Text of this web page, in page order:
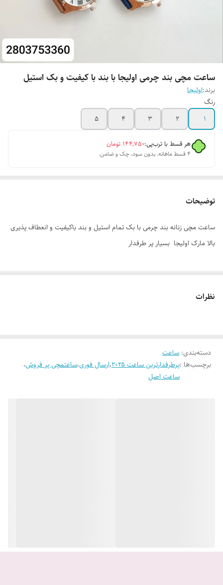
ساعت مچی بند چرمی اولیجا با بند با کیفیت و بک استیل
برند:اولیجا
رنگ
1
2
3
4
5
هر قسط با ترب‌پی:۱۴۴٬۷۵۰ تومان
۴ قسط ماهانه. بدون سود، چک و ضامن.
توضیحات
ساعت مچی زنانه بند چرمی با بک تمام استیل و بند باکیفیت و انعطاف پذیری
بالا مارک اولیجا بسیار پر طرفدار
نظرات
دسته‌بندی: ساعت
برچسب‌ها :پرطرفدارترین ساعت ۲۰۲۵ ،ارسال فوری،ساعتمچی پر فروش،
ساعت اصل